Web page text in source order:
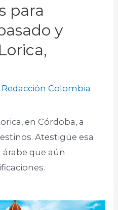
para
y
Redacción Colombia
en Córdoba, a
Atestigüe esa
que aún